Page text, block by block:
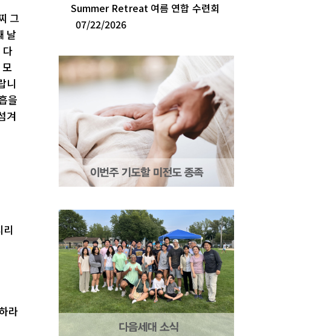
그
날
다
니
을
겨
라
Summer Retreat 여름 연합 수련회
07/22/2026